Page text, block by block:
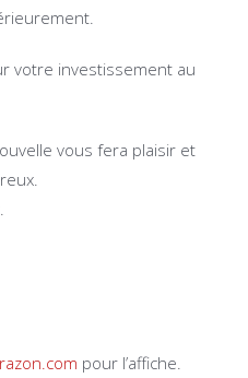
votre investissement au
vous fera plaisir et
pour l’affiche.